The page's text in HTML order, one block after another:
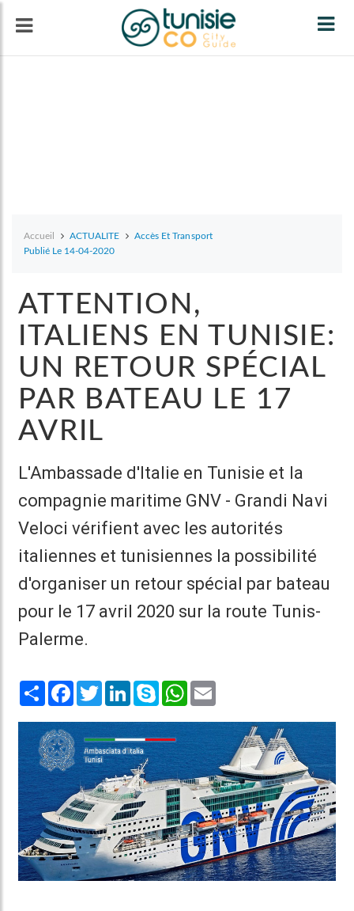
Accueil ACTUALITE
Accès Et Transport
Publié Le 14-04-2020
ATTENTION,
ITALIENS EN TUNISIE:
UN RETOUR SPÉCIAL
PAR BATEAU LE 17
AVRIL
L'Ambassade d'Italie en Tunisie et la
compagnie maritime GNV - Grandi Navi
Veloci vérifient avec les autorités
italiennes et tunisiennes la possibilité
d'organiser un retour spécial par bateau
pour le 17 avril 2020 sur la route Tunis-
Palerme.
Share Facebook
TwitterLinkedInSkype WhatsApp